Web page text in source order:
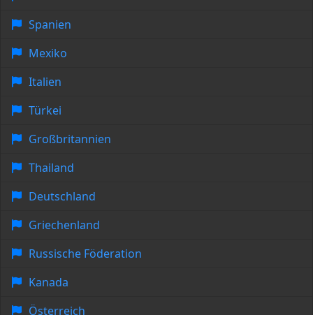
Spanien
Mexiko
Italien
Türkei
Großbritannien
Thailand
Deutschland
Griechenland
Russische Föderation
Kanada
Österreich